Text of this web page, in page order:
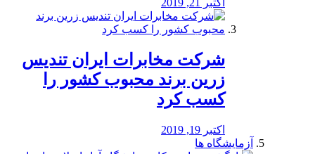
اکتبر 21, 2019
شرکت مخابرات ایران تندیس
زرین برند محبوب کشور را
کسب کرد
اکتبر 19, 2019
آزمایشگاه ها